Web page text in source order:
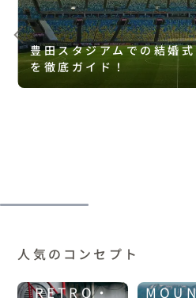
豊田スタジアムでの結婚
を徹底ガイド！
人気のコンセプト
RETRO・